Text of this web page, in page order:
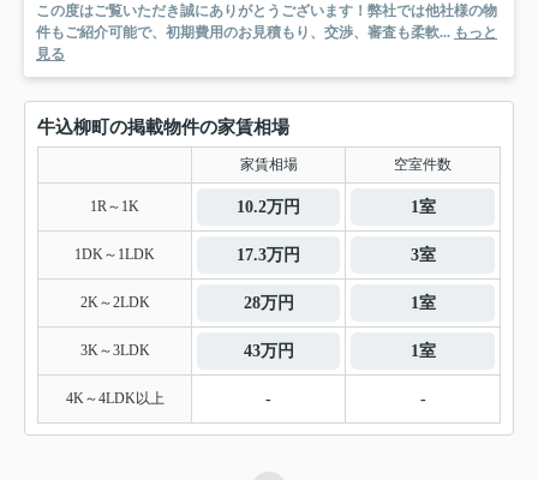
この度はご覧いただき誠にありがとうございます！弊社では他社様の物
件もご紹介可能で、初期費用のお見積もり、交渉、審査も柔軟... もっと
見る
牛込柳町の掲載物件の家賃相場
家賃相場 空室件数
1R～1K 10.2万円 1室
1DK～1LDK 17.3万円 3室
2K～2LDK 28万円 1室
3K～3LDK 43万円 1室
4K～4LDK以上 - -